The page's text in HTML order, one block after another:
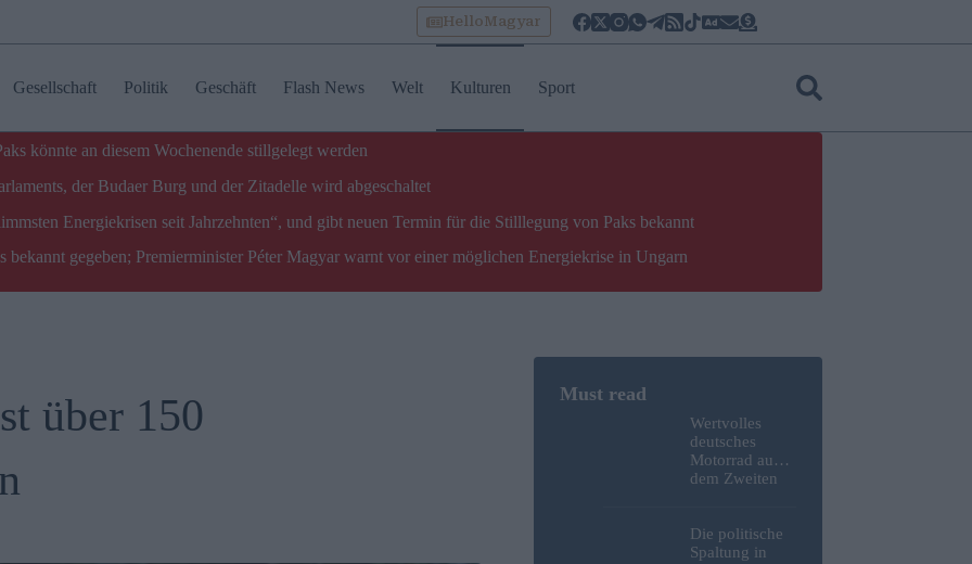
HelloMagyar
Gesellschaft Politik Geschäft Flash News Welt Kulturen Sport
könnte an diesem Wochenende stillgelegt werden
der Budaer Burg und der Zitadelle wird abgeschaltet
Energiekrisen seit Jahrzehnten“, und gibt neuen Termin für die Stilllegung von Paks bekannt
gegeben; Premierminister Péter Magyar warnt vor einer möglichen Energiekrise in Ungarn
über 150
Wertvolles
deutsches
Motorrad aus
dem Zweiten
Überreste und
Sprengstoff aus
Die politische
Spaltung in